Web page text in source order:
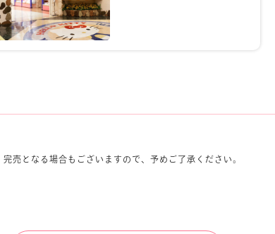
売となる場合もございますので、予めご了承ください。